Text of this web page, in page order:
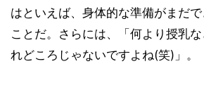
はといえば、身体的な準備がまだ
ことだ。さらには、「何より授乳
れどころじゃないですよね(笑)」。